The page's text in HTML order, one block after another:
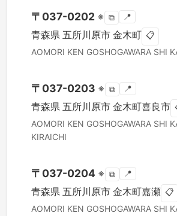
〒 037-0202 ※ ⧉ 📍
青森県 五所川原市 金木町 📋
AOMORI KEN GOSHOGAWARA SHI
〒 037-0203 ※ ⧉ 📍
青森県 五所川原市 金木町喜良市
AOMORI KEN GOSHOGAWARA SHI
KIRAICHI
〒 037-0204 ※ ⧉ 📍
青森県 五所川原市 金木町嘉瀬 📋
AOMORI KEN GOSHOGAWARA SHI